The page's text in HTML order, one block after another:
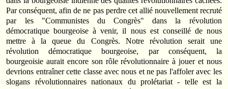
Par conséquent, afin de ne pas perdre cet allié nouvellement recruté
par les "Communistes du Congrès" dans la révolution
démocratique bourgeoise à venir, il nous est conseillé de nous
mettre à la queue du Congrès. Notre révolution serait une
révolution démocratique bourgeoise, par conséquent, la
bourgeoisie aurait encore son rôle révolutionnaire à jouer et nous
devrions entraîner cette classe avec nous et ne pas l'affoler avec les
slogans révolutionnaires nationaux du prolétariat - telle est la